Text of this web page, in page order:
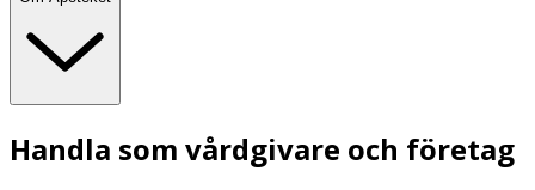
Handla som vårdgivare och företag